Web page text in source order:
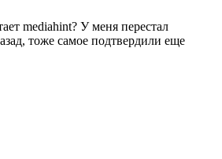
mediahint? У меня перестал
тоже самое подтвердили еще